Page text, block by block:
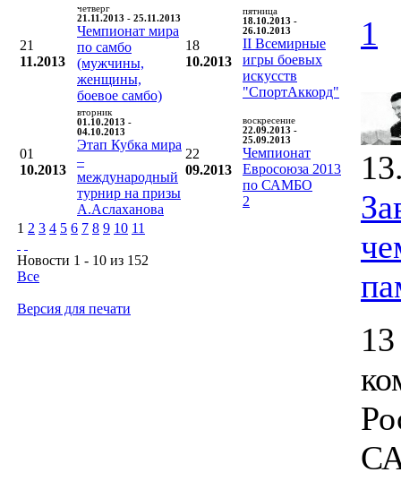
21
11.2013
четверг
21.11.2013 - 25.11.2013
Чемпионат мира
по самбо
(мужчины,
женщины,
боевое самбо)
18
10.2013
пятница
18.10.2013 -
26.10.2013
II Всемирные
игры боевых
искусств
"СпортАккорд"
01
10.2013
вторник
01.10.2013 -
04.10.2013
Этап Кубка мира
–
международный
турнир на призы
А.Аслаханова
22
09.2013
воскресение
22.09.2013 -
25.09.2013
Чемпионат
Евросоюза 2013
по САМБО
2
1 2 3 4 5 6 7 8 9 10 11
Новости 1 - 10 из 152
Все
Версия для печати
1